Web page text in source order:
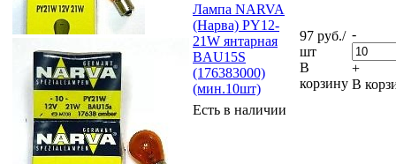
Лампа NARVA
(Нарва) PY12-
21W янтарная
BAU15S
(176383000)
(мин.10шт)
Есть в наличии
97 руб./
шт
В
корзину
-
+
В